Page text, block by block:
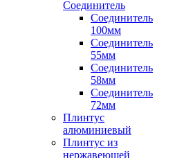
Соединитель
Соединитель
100мм
Соединитель
55мм
Соединитель
58мм
Соединитель
72мм
Плинтус
алюминиевый
Плинтус из
нержавеющей